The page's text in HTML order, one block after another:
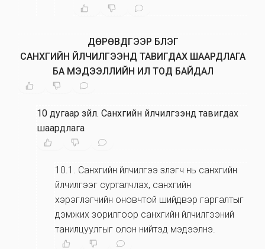
ДӨРӨВДҮГЭЭР БҮЛЭГ
САНХҮҮГИЙН ҮЙЛЧИЛГЭЭНД ТАВИГДАХ ШААРДЛАГА
БА МЭДЭЭЛЛИЙН ИЛ ТОД БАЙДАЛ
10 дугаар зүйл. Санхүүгийн үйлчилгээнд тавигдах
шаардлага
10.1 . Санхүүгийн үйлчилгээ үзүүлэгч нь санхүүгийн
үйлчилгээг сурталчлах, санхүүгийн
хэрэглэгчийн оновчтой шийдвэр гаргалтыг
дэмжих зорилгоор санхүүгийн үйлчилгээний
танилцуулгыг олон нийтэд мэдээлнэ.